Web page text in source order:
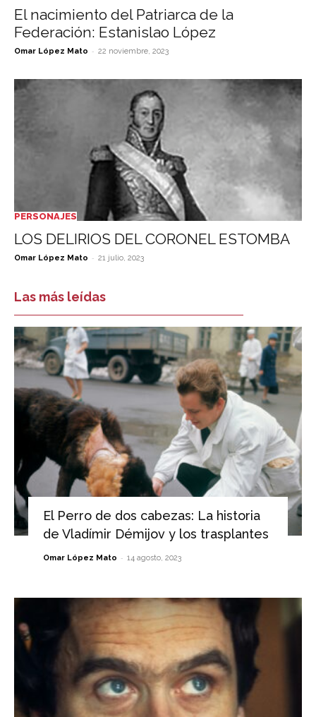
El nacimiento del Patriarca de la
Federación: Estanislao López
Omar López Mato - 22 noviembre, 2023
PERSONAJES
LOS DELIRIOS DEL CORONEL ESTOMBA
Omar López Mato - 21 julio, 2023
Las más leídas
El Perro de dos cabezas: La historia
de Vladímir Démijov y los trasplantes
Omar López Mato - 14 agosto, 2023